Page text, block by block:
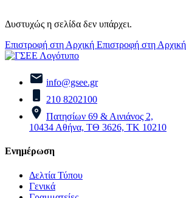
Δυστυχώς η σελίδα δεν υπάρχει.
Επιστροφή στη Αρχική Επιστροφή στη Αρχική
info@gsee.gr
210 8202100
Πατησίων 69 & Αινιάνος 2,
10434 Αθήνα, ΤΘ 3626, ΤΚ 10210
Ενημέρωση
Δελτία Τύπου
Γενικά